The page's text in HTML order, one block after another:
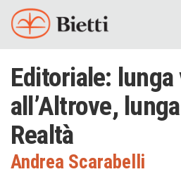
Editoriale: lunga
all’Altrove,
Realtà
Andrea Scarabelli